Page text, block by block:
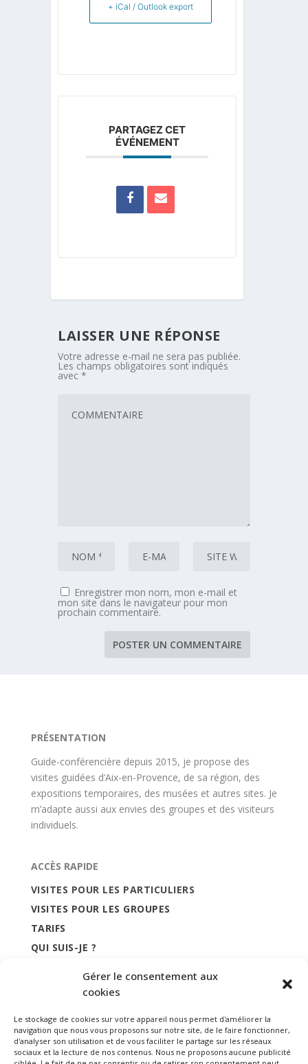
Gérer le consentement aux
cookies
Le stockage de cookies sur votre appareil nous permet d'améliorer la
navigation que nous vous proposons sur notre site, de le faire fonctionner,
d'analyser son utilisation et de vous faciliter le partage sur les réseaux
sociaux et la lecture de nos contenus. Nous ne proposons aucune publicité
+ iCal / Outlook export
PARTAGEZ CET
ÉVÉNEMENT
LAISSER UNE RÉPONSE
Votre adresse e-mail ne sera pas publiée.
Les champs obligatoires sont indiqués
avec *
Enregistrer mon nom, mon e-mail et
mon site dans le navigateur pour mon
prochain commentaire.
PRÉSENTATION
Guide-conférencière depuis 2015, je propose des
visites guidées d’Aix-en-Provence, de sa région, des
expositions temporaires, des musées et autres sites. Je
m’adapte aussi aux envies des groupes et des visiteurs
individuels.
ACCÈS RAPIDE
VISITES POUR LES PARTICULIERS
VISITES POUR LES GROUPES
TARIFS
QUI SUIS-JE ?